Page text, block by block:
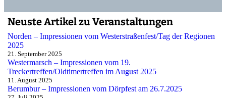
Neuste Artikel zu Veranstaltungen
Norden – Impressionen vom Westerstraßenfest/Tag der Regionen
2025
21. September 2025
Westermarsch – Impressionen vom 19.
Treckertreffen/Oldtimertreffen im August 2025
11. August 2025
Berumbur – Impressionen vom Dörpfest am 26.7.2025